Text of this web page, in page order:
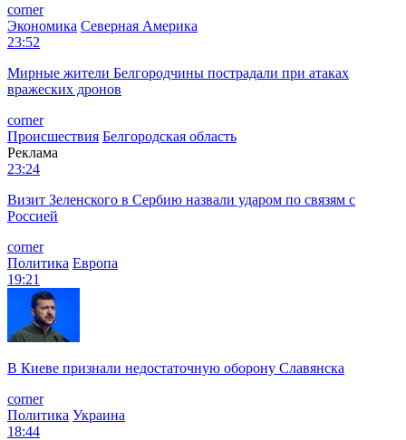
corner
Экономика Северная Америка
23:52
Мирные жители Белгородчины пострадали при атаках
вражеских дронов
corner
Происшествия Белгородская область
Реклама
23:24
Визит Зеленского в Сербию назвали ударом по связям с
Россией
corner
Политика Европа
19:21
В Киеве признали недостаточную оборону Славянска
corner
Политика Украина
18:44